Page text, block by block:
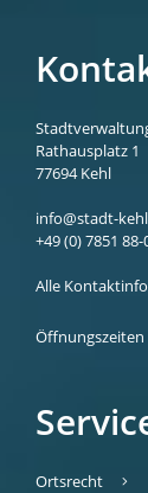
Rathausplatz 1
77694 Kehl
info@stadt-
+49 (0) 7851 88-
Alle
Öffnungszeiten
Ortsrecht